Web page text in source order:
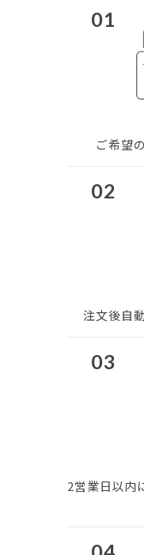
01
ご希望
02
注文後自
03
2営業日以内